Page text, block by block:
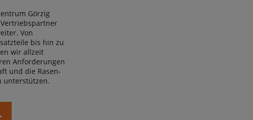
Görzig
Von
bis hin zu
wir allzeit
Anforderungen
und die Rasen-
unterstützen.